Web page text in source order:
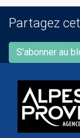
Partagez
S'abonner au